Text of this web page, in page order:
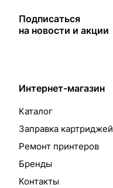
Подписаться
на новости и акции
Интернет-магазин
Каталог
Заправка картриджей
Ремонт принтеров
Бренды
Контакты